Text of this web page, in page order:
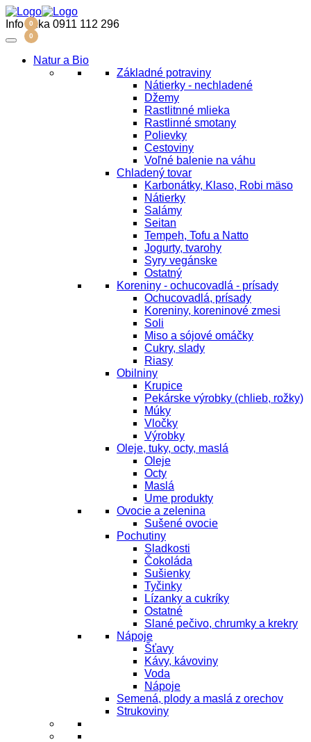
0
Menu
Info linka 0911 112 296
0
Natur a Bio
Základné potraviny
Nátierky - nechladené
Džemy
Rastlitnné mlieka
Rastlinné smotany
Polievky
Cestoviny
Voľné balenie na váhu
Chladený tovar
Karbonátky, Klaso, Robi mäso
Nátierky
Salámy
Seitan
Tempeh, Tofu a Natto
Jogurty, tvarohy
Syry vegánske
Ostatný
Koreniny - ochucovadlá - prísady
Ochucovadlá, prísady
Koreniny, koreninové zmesi
Soli
Miso a sójové omáčky
Cukry, slady
Riasy
Obilniny
Krupice
Pekárske výrobky (chlieb, rožky)
Múky
Vločky
Výrobky
Oleje, tuky, octy, maslá
Oleje
Octy
Maslá
Ume produkty
Ovocie a zelenina
Sušené ovocie
Pochutiny
Sladkosti
Čokoláda
Sušienky
Tyčinky
Lízanky a cukríky
Ostatné
Slané pečivo, chrumky a krekry
Nápoje
Šťavy
Kávy, kávoviny
Voda
Nápoje
Semená, plody a maslá z orechov
Strukoviny